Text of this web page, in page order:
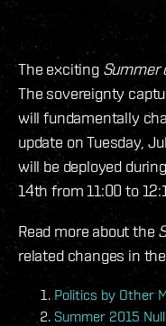
The exciting Summer
The sovereignty
will fundamentally
update on Tuesday,
will be deployed
14th from 11:00 to
Read more about the
related changes in
Politics by Other
Summer 2015